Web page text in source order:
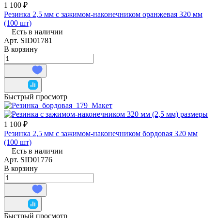
1 100 ₽
Резинка 2,5 мм с зажимом-наконечником оранжевая 320 мм
(100 шт)
Есть в наличии
Арт. SID01781
В корзину
Быстрый просмотр
1 100 ₽
Резинка 2,5 мм с зажимом-наконечником бордовая 320 мм
(100 шт)
Есть в наличии
Арт. SID01776
В корзину
Быстрый просмотр